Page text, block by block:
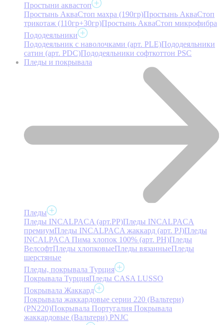
Простыни аквастоп
Простынь АкваСтоп махра (190гр)Простынь АкваСтоп
трикотаж (110гр+30гр)Простынь АкваСтоп микрофибра
Пододеяльники
Пододеяльник с наволочками (арт. PLE)Пододеяльники
сатин (арт. PDC)Пододеяльники софткоттон PSC
Пледы и покрывала
Пледы
Пледы INCALPACA (арт.PP)Пледы INCALPACA
премиумПледы INCALPACA жаккард (арт. PJ)Пледы
INCALPACA Пима хлопок 100% (арт. PH)Пледы
ВелсофтПледы хлопковыеПледы вязанныеПледы
шерстяные
Пледы, покрывала Турция
Покрывала ТурцияПледы CASA LUSSO
Покрывала Жаккард
Покрывала жаккардовые серии 220 (Вальтери)
(PN220)Покрывала Португалия Покрывала
жаккардовые (Вальтери) PNJC